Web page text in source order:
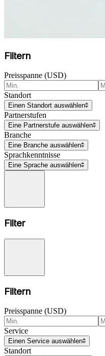
Filtern
Preisspanne (USD)
Standort
Einen Standort auswählen
Partnerstufen
Eine Partnerstufe auswählen
Branche
Eine Branche auswählen
Sprachkenntnisse
Eine Sprache auswählen
Filter
Filtern
Preisspanne (USD)
Service
Einen Service auswählen
Standort